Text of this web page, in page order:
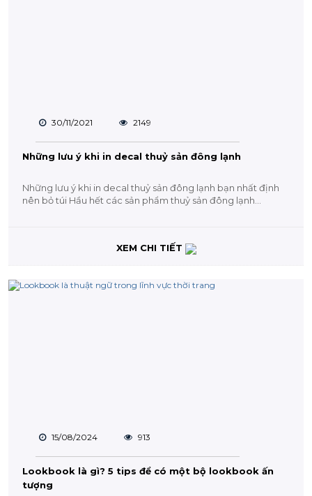
30/11/2021 2149
Những lưu ý khi in decal thuỷ sản đông lạnh
Những lưu ý khi in decal thuỷ sản đông lạnh bạn nhất định
nên bỏ túi Hầu hết các sản phẩm thuỷ sản đông lạnh...
XEM CHI TIẾT
15/08/2024 913
Lookbook là gì? 5 tips để có một bộ lookbook ấn
tượng